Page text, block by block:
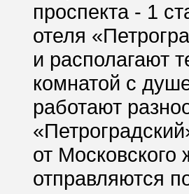
проспекта - 1
отеля
и располагают
комнатой с
работают
от Московского
отправляются